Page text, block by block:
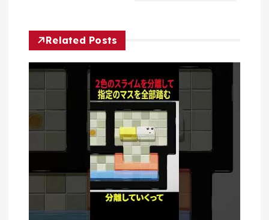
ョ
ンRelated Posts